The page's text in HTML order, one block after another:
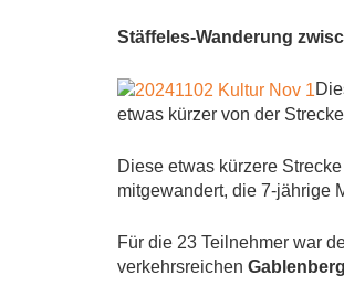
Stäffeles-Wanderung
etwas kürzer von der
Diese etwas kürzere
mitgewandert, die 7-jährige
Für die 23 Teilnehmer war
verkehrsreichen